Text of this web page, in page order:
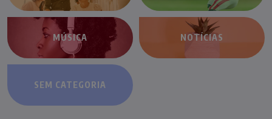
MÚSICA NOTÍCIAS
SEM CATEGORIA